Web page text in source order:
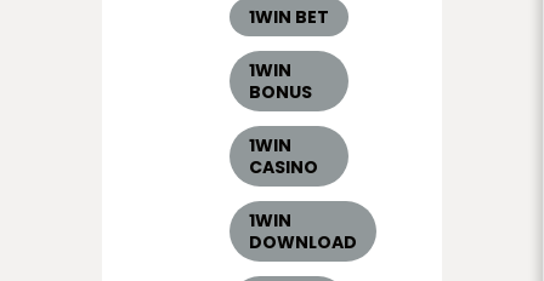
1WIN BET
1WIN
BONUS
1WIN
CASINO
1WIN
DOWNLOAD